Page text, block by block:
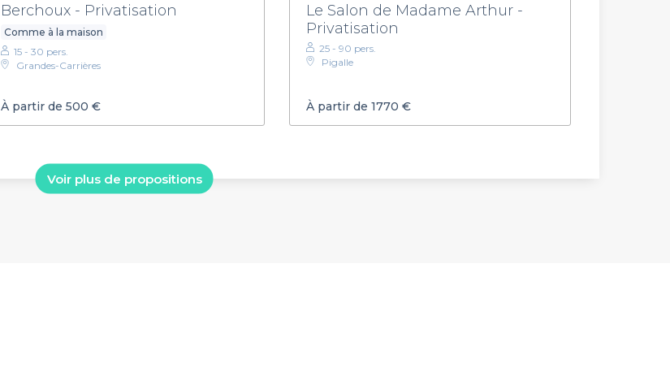
Berchoux - Privatisation
Comme à la maison
15 - 30 pers.
Grandes-Carrières
À partir de 500 €
Le Salon de Madame Arthur -
Privatisation
25 - 90 pers.
Pigalle
À partir de 1770 €
Voir plus de propositions